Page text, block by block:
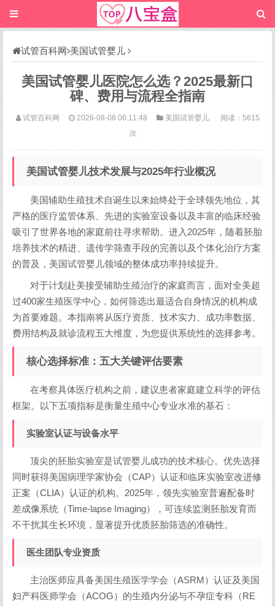
试管百科网 美国试管婴儿
美国试管婴儿医院怎么选？2025最新口
碑、费用与流程全指南
试管百科网 2026-08-08 06:11:48 美国试管婴儿
阅读：5615
次
美国试管婴儿技术发展与2025年行业概况
美国辅助生殖技术自诞生以来始终处于全球领先地位，其
严格的医疗监管体系、先进的实验室设备以及丰富的临床经验
吸引了世界各地的家庭前往寻求帮助。进入2025年，随着胚胎
培养技术的精进、遗传学筛查手段的完善以及个体化治疗方案
的普及，美国试管婴儿领域的整体成功率持续提升。
对于计划赴美接受辅助生殖治疗的家庭而言，面对全美超
过400家生殖医学中心，如何筛选出最适合自身情况的机构成
为首要难题。本指南将从医疗资质、技术实力、成功率数据、
费用结构及就诊流程五大维度，为您提供系统性的选择参考。
核心选择标准：五大关键评估要素
在考察具体医疗机构之前，建议患者家庭建立科学的评估
框架。以下五项指标是衡量生殖中心专业水准的基石：
实验室认证与设备水平
顶尖的胚胎实验室是试管婴儿成功的技术核心。优先选择
同时获得美国病理学家协会（CAP）认证和临床实验室改进修
正案（CLIA）认证的机构。2025年，领先实验室普遍配备时
差成像系统（Time-lapse Imaging），可连续监测胚胎发育而
不干扰其生长环境，显著提升优质胚胎筛选的准确性。
医生团队专业资质
主治医师应具备美国生殖医学学会（ASRM）认证及美国
妇产科医师学会（ACOG）的生殖内分泌与不孕症专科（RE